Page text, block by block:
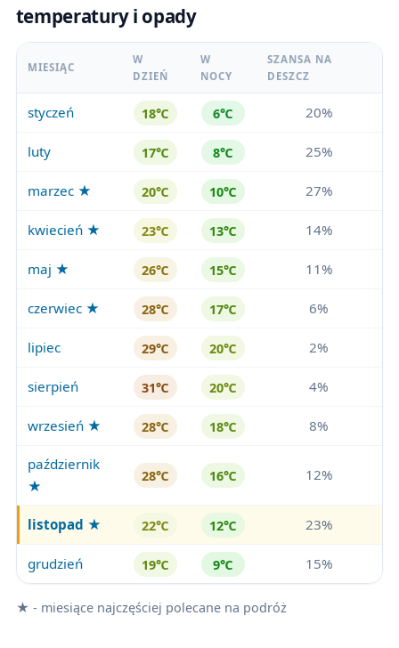
temperatury i opady
MIESIĄC
W
DZIEŃ
W
NOCY
SZANSA NA
DESZCZ
styczeń 18℃ 6℃ 20%
luty 17℃ 8℃ 25%
marzec ★ 20℃ 10℃ 27%
kwiecień ★ 23℃ 13℃ 14%
maj ★ 26℃ 15℃ 11%
czerwiec ★ 28℃ 17℃ 6%
lipiec 29℃ 20℃ 2%
sierpień 31℃ 20℃ 4%
wrzesień ★ 28℃ 18℃ 8%
październik
★
28℃ 16℃ 12%
listopad ★ 22℃ 12℃ 23%
grudzień 19℃ 9℃ 15%
★ - miesiące najczęściej polecane na podróż